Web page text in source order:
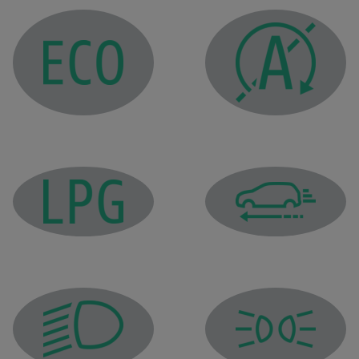
ضوء عدم وضع المحرك في وضع الاستعداد
مصباح مؤشر الحركة الحرة ضوء مؤشر غاز
ضوء كنترول مصابيح الوضعية